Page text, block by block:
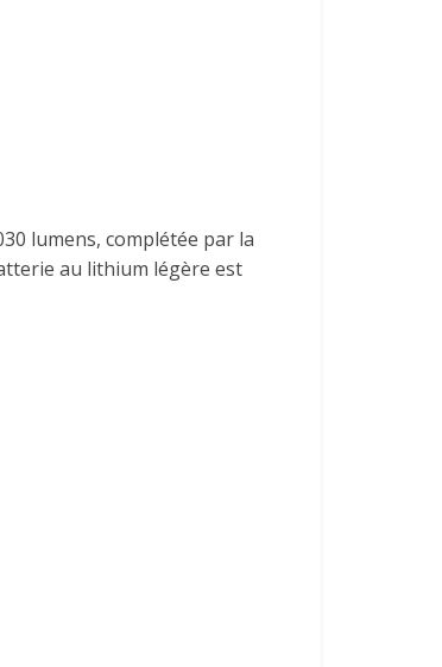
lumens, complétée par la
au lithium légère est